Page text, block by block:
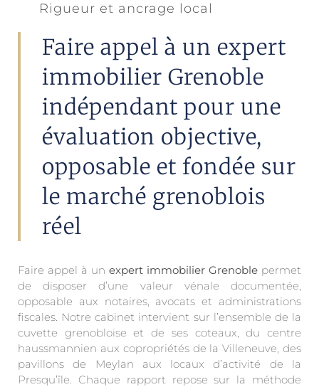
Rigueur et ancrage local
Faire appel à un expert
immobilier Grenoble
indépendant pour une
évaluation objective,
opposable et fondée sur
le marché grenoblois
réel
Faire appel à un expert immobilier Grenoble permet
de disposer d’une valeur vénale documentée,
opposable aux notaires, avocats et administrations
fiscales. Notre cabinet intervient sur l’ensemble de la
cuvette grenobloise et de ses coteaux, du centre
haussmannien aux copropriétés de la Villeneuve, des
pavillons de Meylan aux locaux d’activité de la
Presqu’île. Chaque rapport repose sur la méthode